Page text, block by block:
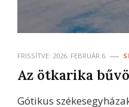
FRISSÍTVE: 2026. FEBRUÁR 6.
Az ötkarika
Gótikus